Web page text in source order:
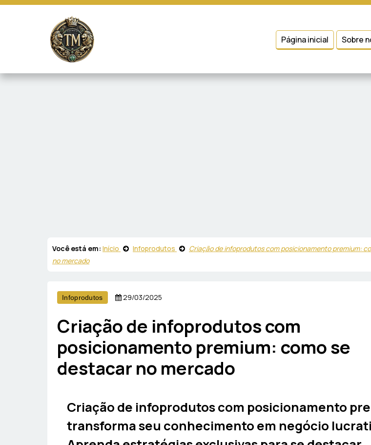
Página inicial Sobre
Você está em: Início Infoprodutos
Criação de infoprodutos com posicionamento premium:
no mercado
Infoprodutos 29/03/2025
Criação de infoprodutos com
posicionamento premium: como se
destacar no mercado
Criação de infoprodutos com posicionamento
transforma seu conhecimento em negócio
marketing e fornecer conteúdo de terceiros. Leia mais em